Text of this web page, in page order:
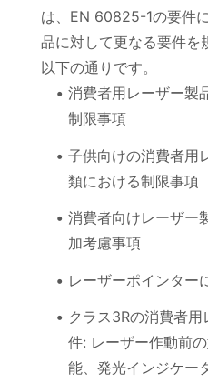
は、EN 60825-1の要件
品に対して更なる要件を
以下の通りです。
消費者用レーザー製
制限事項
子供向けの消費者用
類における制限事項
消費者向けレーザー
加考慮事項
レーザーポインター
クラス3Rの消費者
件: レーザー作動前
能、発光インジケー